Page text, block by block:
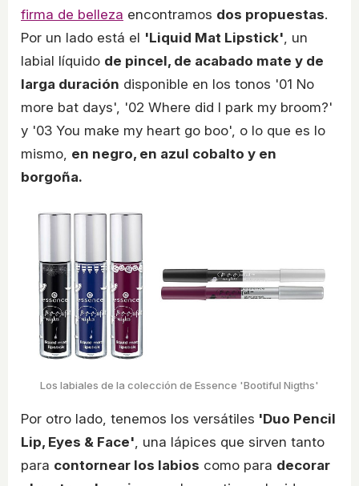
firma de belleza encontramos dos propuestas.
Por un lado está el 'Liquid Mat Lipstick' , un
labial líquido de pincel, de acabado mate y de
larga duración disponible en los tonos '01 No
more bat days', '02 Where did I park my broom?'
y '03 You make my heart go boo', o lo que es lo
mismo, en negro, en azul cobalto y en
borgoña.
Los labiales de la colección de Essence 'Bootiful Nigths'
Por otro lado, tenemos los versátiles 'Duo Pencil
Lip, Eyes & Face' , una lápices que sirven tanto
para contornear los labios como para decorar